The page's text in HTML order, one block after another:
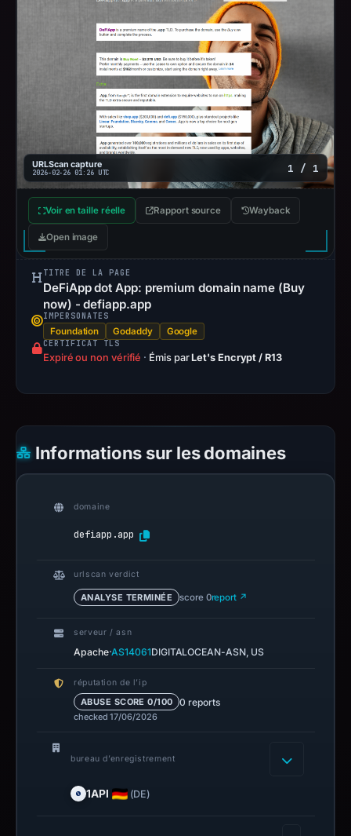
URLScan capture
2026-02-26 01:26 UTC 1 / 1
Voir en taille réelle Rapport source Wayback
Open image
TITRE DE LA PAGE
DeFiApp dot App: premium domain name (Buy
now) - defiapp.app
IMPERSONATES
Foundation Godaddy Google
CERTIFICAT TLS
Expiré ou non vérifié · Émis parLet's Encrypt / R13
Informations sur les domaines
domaine
defiapp.app
urlscan verdict
ANALYSE TERMINÉE score 0report ↗
serveur / asn
Apache·AS14061DIGITALOCEAN-ASN, US
réputation de l’ip
ABUSE SCORE 0/100 0 reports
checked 17/06/2026
bureau d’enregistrement
1API (DE)